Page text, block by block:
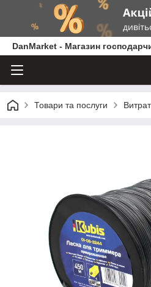
DanMarket - Магазин
Товари та послуги